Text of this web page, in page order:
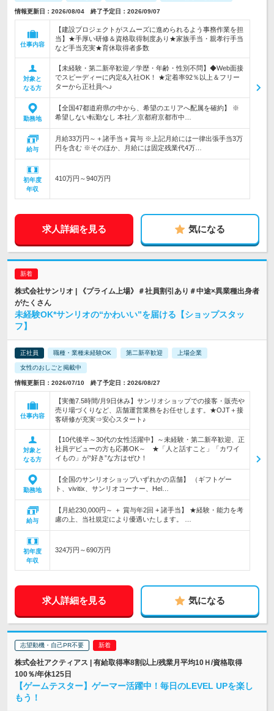
情報更新日：2026/08/04 終了予定日：2026/09/07
仕事内容
【建設プロジェクトがスムーズに進められるよう事務作業を担
当】★手厚い研修＆資格取得制度あり★家族手当・親孝行手当
など手当充実★育休取得者多数
対象と
なる方
【未経験・第二新卒歓迎／学歴・年齢・性別不問】◆Web面接
でスピーディーに内定&入社OK！ ★定着率92％以上＆フリー
ターから正社員へ♪
勤務地
【全国47都道府県の中から、希望のエリアへ配属を確約】 ※
希望しない転勤なし 本社／京都府京都市中…
給与
月給33万円～＋諸手当＋賞与 ※上記月給には一律出張手当3万
円を含む ※そのほか、月給には固定残業代4万…
初年度
年収
410万円～940万円
求人詳細を見る 気になる
株式会社サンリオ | 《プライム上場》＃社員割引あり＃中途×異業種出身者
がたくさん
未経験OK*サンリオの“かわいい”を届ける【ショップスタッ
フ】
正社員 職種・業種未経験OK 第二新卒歓迎 上場企業
女性のおしごと掲載中
情報更新日：2026/07/10 終了予定日：2026/08/27
仕事内容
【実働7.5時間/月9日休み】サンリオショップでの接客・販売や
売り場づくりなど、店舗運営業務をお任せします。★OJT＋接
客研修が充実⇒安心スタート♪
対象と
なる方
【10代後半～30代の女性活躍中】～未経験・第二新卒歓迎、正
社員デビューの方も応募OK～ ★「人と話すこと」「カワイ
イもの」が“好き”な方はぜひ！
勤務地
【全国のサンリオショップいずれかの店舗】 （ギフトゲー
ト、vivitix、サンリオコーナー、Hel…
給与
【月給230,000円～ ＋ 賞与年2回 + 諸手当】 ★経験・能力を考
慮の上、当社規定により優遇いたします。 …
初年度
年収
324万円～690万円
求人詳細を見る 気になる
志望動機・自己PR不要
株式会社アクティアス | 有給取得率8割以上/残業月平均10Ｈ/資格取得
100％/年休125日
【ゲームテスター】ゲーマー活躍中！毎日のLEVEL UPを楽し
もう！